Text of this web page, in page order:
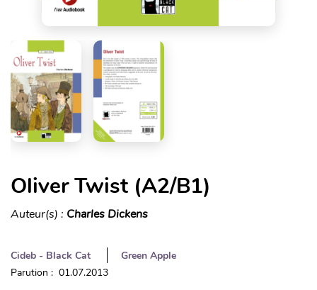
Oliver Twist (A2/B1)
Auteur(s) : Charles Dickens
Cideb - Black Cat
Green Apple
Parution : 01.07.2013